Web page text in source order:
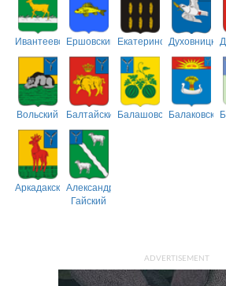
ИвантеевскийЕршовский ЕкатериновскийДуховницкий
Вольский БалтайскийБалашовскийБалаковский
АркадакскийАлександрово-
Гайский
ADVERTISEMENT